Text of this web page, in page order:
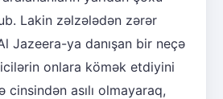
Lakin zəlzələdən zərər
Jazeera-ya danışan bir neçə
onlara kömək etdiyini
cinsindən asılı olmayaraq,